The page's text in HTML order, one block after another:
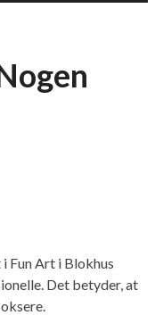
Fun Art i Blokhus
Det betyder, at